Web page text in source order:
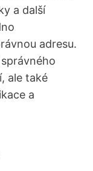
a další
adresu.
ale také
a